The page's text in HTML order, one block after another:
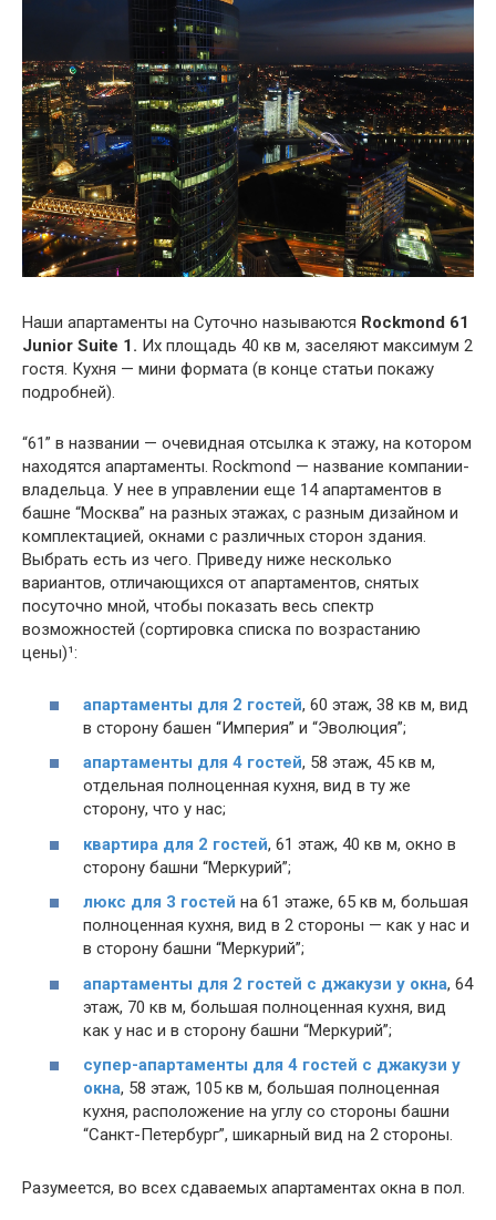
Наши апартаменты на Суточно называются Rockmond 61
Junior Suite 1. Их площадь 40 кв м, заселяют максимум 2
гостя. Кухня — мини формата (в конце статьи покажу
подробней).
“61” в названии — очевидная отсылка к этажу, на котором
находятся апартаменты. Rockmond — название компании-
владельца. У нее в управлении еще 14 апартаментов в
башне “Москва” на разных этажах, с разным дизайном и
комплектацией, окнами с различных сторон здания.
Выбрать есть из чего. Приведу ниже несколько
вариантов, отличающихся от апартаментов, снятых
посуточно мной, чтобы показать весь спектр
возможностей (сортировка списка по возрастанию
цены)¹:
апартаменты для 2 гостей, 60 этаж, 38 кв м, вид
в сторону башен “Империя” и “Эволюция”;
апартаменты для 4 гостей, 58 этаж, 45 кв м,
отдельная полноценная кухня, вид в ту же
сторону, что у нас;
квартира для 2 гостей, 61 этаж, 40 кв м, окно в
сторону башни “Меркурий”;
люкс для 3 гостей на 61 этаже, 65 кв м, большая
полноценная кухня, вид в 2 стороны — как у нас и
в сторону башни “Меркурий”;
апартаменты для 2 гостей с джакузи у окна, 64
этаж, 70 кв м, большая полноценная кухня, вид
как у нас и в сторону башни “Меркурий”;
супер-апартаменты для 4 гостей с джакузи у
окна, 58 этаж, 105 кв м, большая полноценная
кухня, расположение на углу со стороны башни
“Санкт-Петербург”, шикарный вид на 2 стороны.
Разумеется, во всех сдаваемых апартаментах окна в пол.